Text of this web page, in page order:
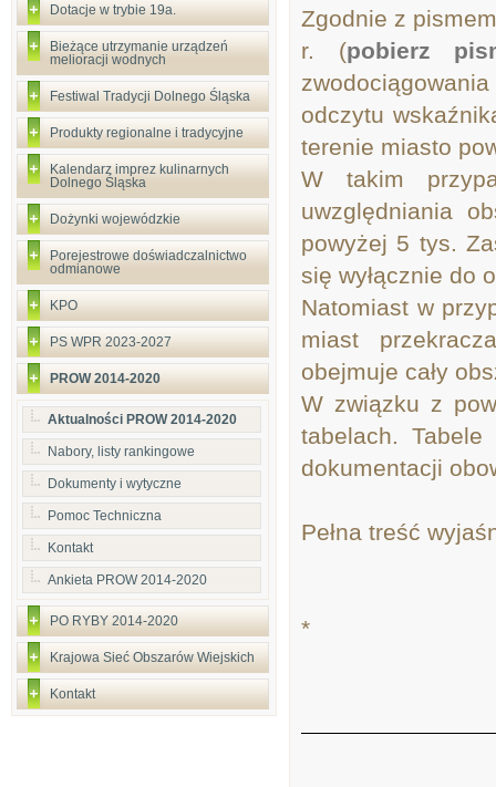
Dotacje w trybie 19a.
Bieżące utrzymanie urządzeń
melioracji wodnych
Festiwal Tradycji Dolnego Śląska
Produkty regionalne i tradycyjne
Kalendarz imprez kulinarnych
Dolnego Śląska
Dożynki wojewódzkie
Porejestrowe doświadczalnictwo
odmianowe
KPO
PS WPR 2023-2027
PROW 2014-2020
Aktualności PROW 2014-2020
Nabory, listy rankingowe
Dokumenty i wytyczne
Pomoc Techniczna
Kontakt
Ankieta PROW 2014-2020
PO RYBY 2014-2020
Krajowa Sieć Obszarów Wiejskich
Kontakt
Zgodnie z
r. (pobierz
odczytu
terenie miasto
W takim
uwzględniania
powyżej 5 tys.
się wyłącznie do
Natomiast w
miast
obejmuje cały
W związku z
tabelach.
dokumentacji
Pełna treść
*